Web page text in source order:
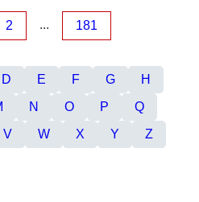
2 ... 181
D E F G
H
N O P
Q
V W X Y Z